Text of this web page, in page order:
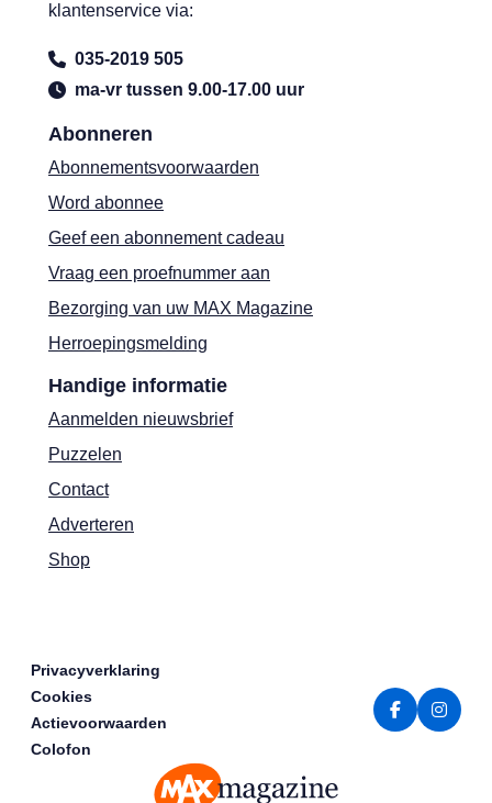
Abonneren
Abonnementsvoorwaarden
Word abonnee
Geef een abonnement cadeau
Vraag een proefnummer aan
Bezorging van uw MAX Magazine
Herroepingsmelding
Handige informatie
Aanmelden nieuwsbrief
Puzzelen
Contact
Adverteren
Shop
klantenservice via:
035-2019 505
ma-vr tussen 9.00-17.00 uur
Privacyverklaring
Cookies
Actievoorwaarden
Colofon